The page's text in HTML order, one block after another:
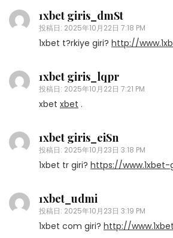
1xbet giris_dmSt
投稿日: 2025年10月22日 7:18 PM
1xbet t?rkiye giri? http://
1xbet giris_lqpr
投稿日: 2025年10月22日 7:21 PM
xbet xbet .
1xbet giris_eiSn
投稿日: 2025年10月23日 3:18 PM
1xbet tr giri? https://www.1xbet-
1xbet_udmi
投稿日: 2025年10月23日 3:19 PM
1xbet com giri? http://